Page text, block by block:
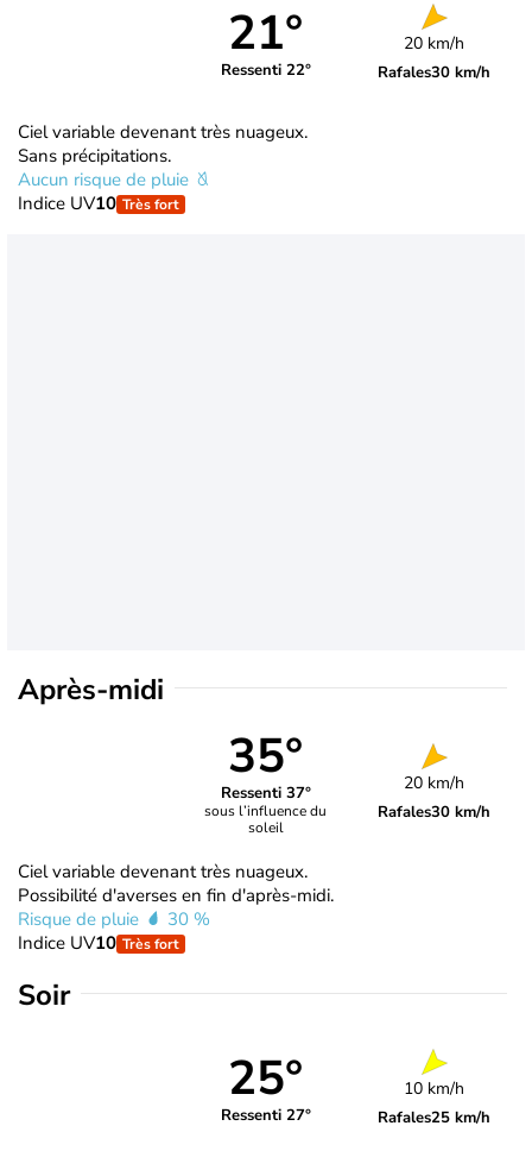
21°
Ressenti 22°
20 km/h
Rafales30 km/h
Ciel variable devenant très nuageux.
Sans précipitations.
Aucun risque de pluie
Indice UV10 Très fort
Après-midi
35°
Ressenti 37°
sous l’influence du
soleil
20 km/h
Rafales30 km/h
Ciel variable devenant très nuageux.
Possibilité d'averses en fin d'après-midi.
Risque de pluie
30 %
Indice UV10 Très fort
Soir
25°
Ressenti 27°
10 km/h
Rafales25 km/h